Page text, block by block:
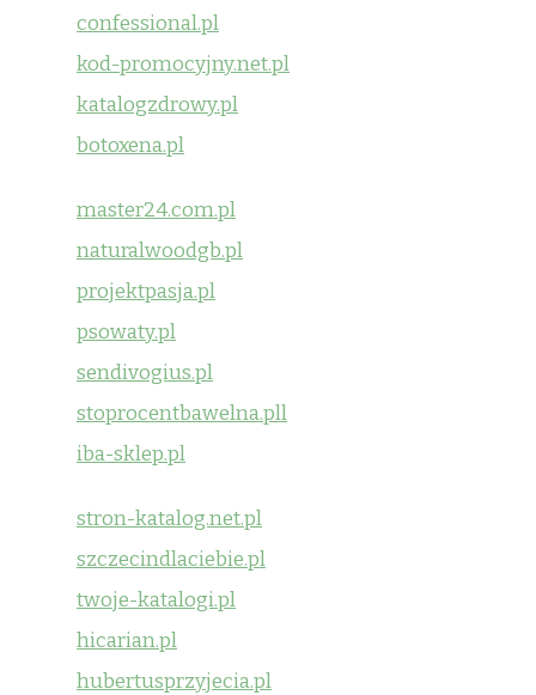
confessional.pl
kod-promocyjny.net.pl
katalogzdrowy.pl
botoxena.pl
master24.com.pl
naturalwoodgb.pl
projektpasja.pl
psowaty.pl
sendivogius.pl
stoprocentbawelna.pll
iba-sklep.pl
stron-katalog.net.pl
szczecindlaciebie.pl
twoje-katalogi.pl
hicarian.pl
hubertusprzyjecia.pl